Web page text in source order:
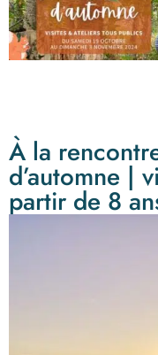
À la
d’automne |
partir de 8